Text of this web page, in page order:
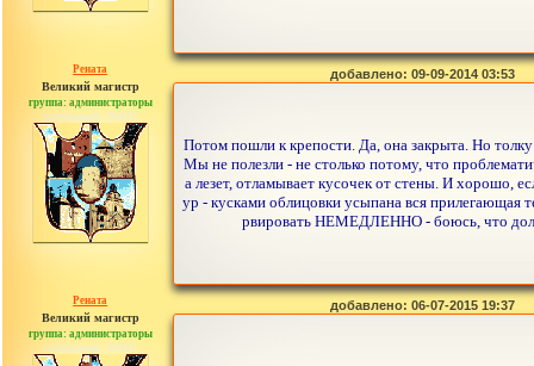
Рената
Великий магистр
группа: администраторы
сообщений: 30442
добавлено: 09-09-2014 03:53
Потом пошли к крепости. Да, она закрыта. Но
Мы не полезли - не столько потому, что
а лезет, отламывает кусочек от стены. И хорошо,
ур - кусками облицовки усыпана вся прилегающая
рвировать НЕМЕДЛЕННО - боюсь, что
Рената
Великий магистр
группа: администраторы
сообщений: 30442
добавлено: 06-07-2015 19:37